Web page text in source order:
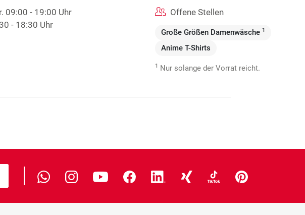
09:00 - 19:00 Uhr
- 18:30 Uhr
Offene Stellen
Große Größen Damenwäsche 1
Anime T-Shirts
1 Nur solange der Vorrat reicht.